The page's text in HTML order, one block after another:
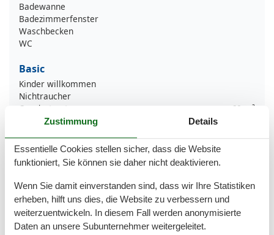
Badewanne
Badezimmerfenster
Waschbecken
WC
Basic
Kinder willkommen
Nichtraucher
Quadratmeter
60 m²
Zimmer
Draußen
Privater P-Platz
Entfernung
Strandentfernung
Küche
Zustimmung Details
Essentielle Cookies stellen sicher, dass die Website
funktioniert, Sie können sie daher nicht deaktivieren.
Wenn Sie damit einverstanden sind, dass wir Ihre Statistiken
erheben, hilft uns dies, die Website zu verbessern und
weiterzuentwickeln. In diesem Fall werden anonymisierte
Daten an unsere Subunternehmer weitergeleitet.